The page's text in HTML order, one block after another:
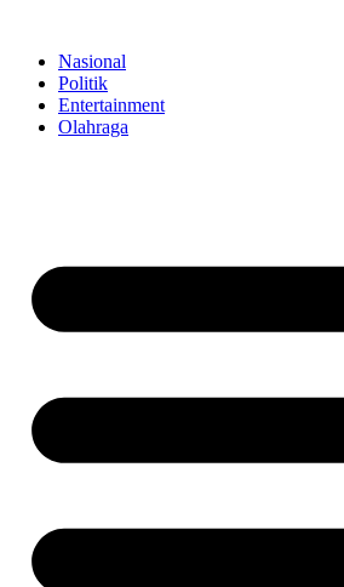
contentNasional
Politik
Entertainment
Olahraga